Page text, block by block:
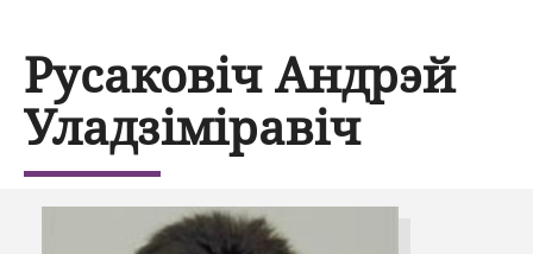
Русаковіч Андрэй
Уладзіміравіч